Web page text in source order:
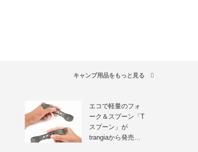
キャンプ用品をもっと見る
エコで軽量のフォ
ーク＆スプーン「T
スプーン」が
trangiaから発売…